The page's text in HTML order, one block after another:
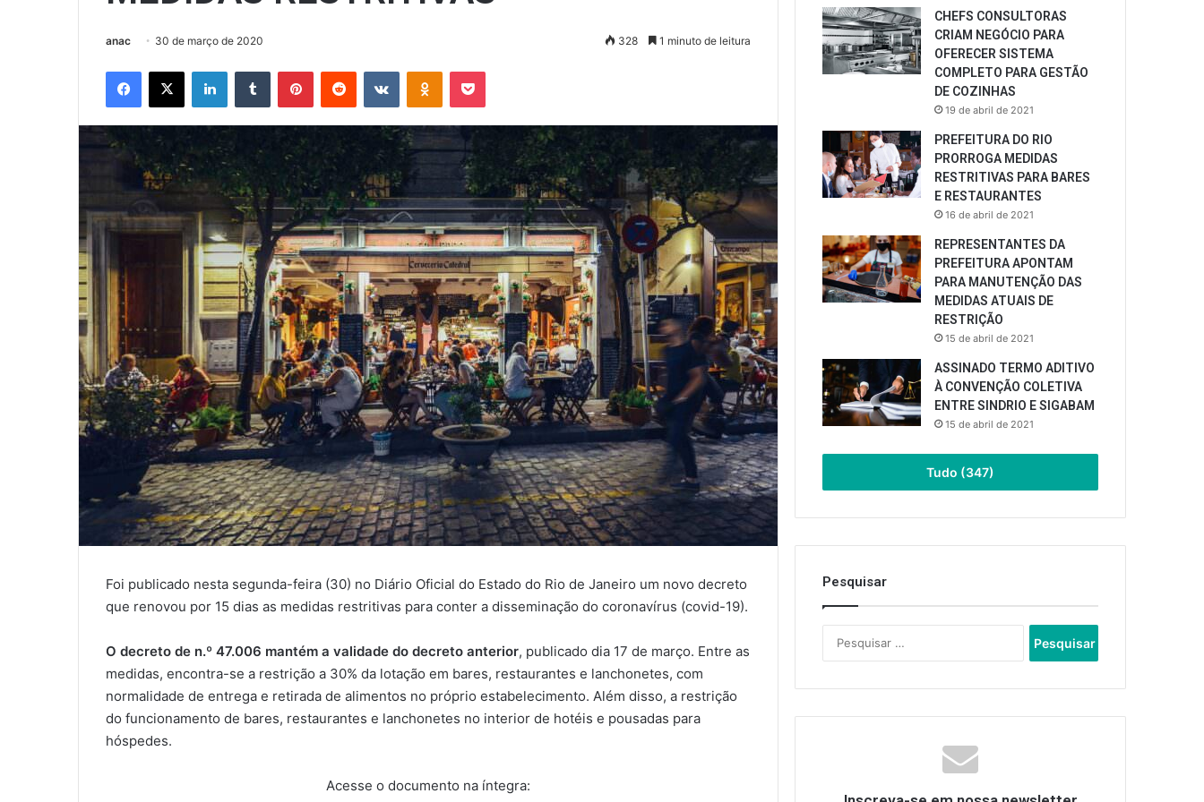
anac 30 de março de 2020 328 1 minuto de leitura
Facebook
X LinkedinTumblr PinterestReddit VK OK Pocket
Foi publicado nesta segunda-feira (30) no Diário Oficial do Estado do Rio de Janeiro um novo decreto
que renovou por 15 dias as medidas restritivas para conter a disseminação do coronavírus (covid-19).
O decreto de n.º 47.006 mantém a validade do decreto anterior, publicado dia 17 de março. Entre as
medidas, encontra-se a restrição a 30% da lotação em bares, restaurantes e lanchonetes, com
normalidade de entrega e retirada de alimentos no próprio estabelecimento. Além disso, a restrição
do funcionamento de bares, restaurantes e lanchonetes no interior de hotéis e pousadas para
hóspedes.
Acesse o documento na íntegra:
CHEFS CONSULTORAS
CRIAM NEGÓCIO PARA
OFERECER SISTEMA
COMPLETO PARA GESTÃO
DE COZINHAS
19 de abril de 2021
PREFEITURA DO RIO
PRORROGA MEDIDAS
RESTRITIVAS PARA BARES
E RESTAURANTES
16 de abril de 2021
REPRESENTANTES DA
PREFEITURA APONTAM
PARA MANUTENÇÃO DAS
MEDIDAS ATUAIS DE
RESTRIÇÃO
15 de abril de 2021
ASSINADO TERMO ADITIVO
À CONVENÇÃO COLETIVA
ENTRE SINDRIO E SIGABAM
15 de abril de 2021
Tudo (347)
Pesquisar
por: